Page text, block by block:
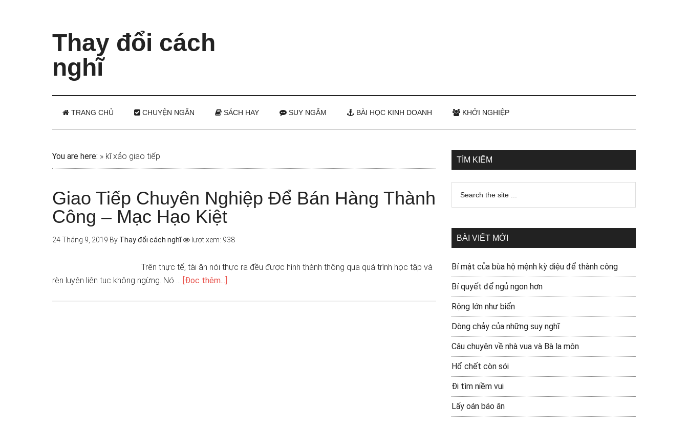
Thay đổi cách
nghĩ
TRANG CHỦ CHUYỆN NGẮN SÁCH HAY SUY NGẪM BÀI HỌC KINH DOANH KHỞI NGHIỆP
You are here: » kĩ xảo giao tiếp
Giao Tiếp Chuyên Nghiệp Để Bán Hàng Thành
Công – Mạc Hạo Kiệt
24 Tháng 9, 2019 By Thay đổi cách nghĩ lượt xem: 938
Trên thực tế, tài ăn nói thực ra đều được hình thành thông qua quá trình học tập và
rèn luyện liên tục không ngừng. Nó … [Đọc thêm...]
TÌM KIẾM
BÀI VIẾT MỚI
Bí mật của bùa hộ mệnh kỳ diệu để thành công
Bí quyết để ngủ ngon hơn
Rộng lớn như biển
Dòng chảy của những suy nghĩ
Câu chuyện về nhà vua và Bà la môn
Hổ chết còn sói
Đi tìm niềm vui
Lấy oán báo ân